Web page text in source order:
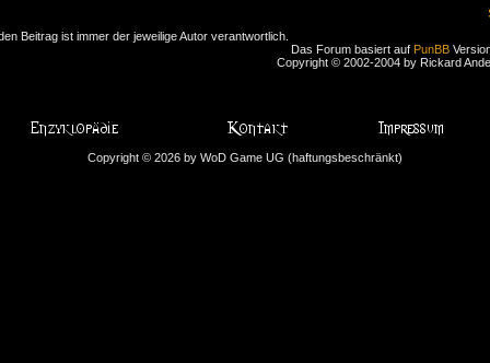
Beitrag ist immer der jeweilige Autor verantwortlich.
Das Forum basiert auf PunBB
Copyright © 2002-2004 by Rickard
Copyright © 2026 by WoD Game UG (haftungsbeschränkt)